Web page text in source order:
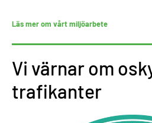
Läs mer om vårt miljöarbete
Vi värnar om
trafikanter